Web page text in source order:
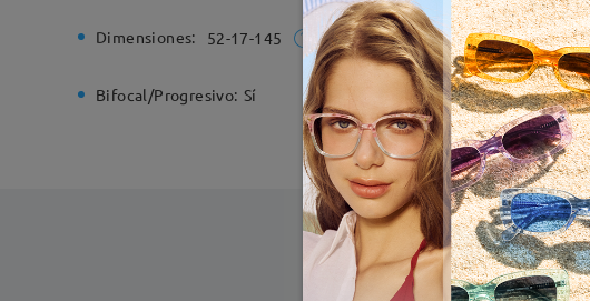
Dimensiones: 52-17-145 Ancho de la montura:
Bifocal/Progresivo: Sí Bisagra de resorte: Sí